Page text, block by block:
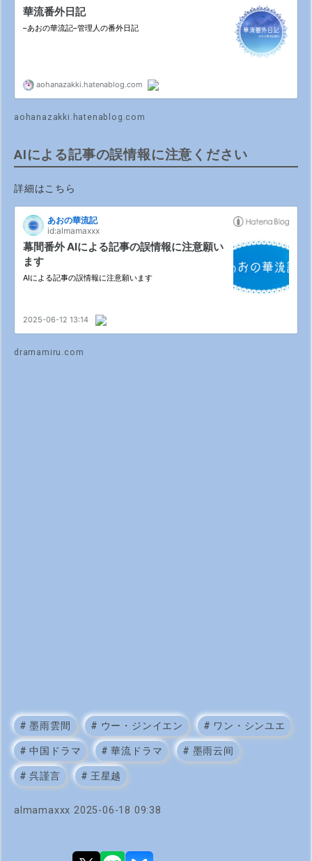
aohanazakki.hatenablog.com
AIによる記事の誤情報に注意ください
詳細はこちら
dramamiru.com
# 墨雨雲間 # ウー・ジンイエン # ワン・シンユエ
# 中国ドラマ # 華流ドラマ # 墨雨云间
# 呉謹言 # 王星越
almamaxxx 2025-06-18 09:38